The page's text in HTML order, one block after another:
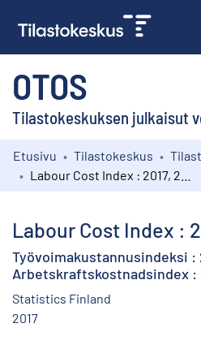
OTOS
Tilastokeskuksen julkaisut
Kokoelmat
Etusivu Tilastokeskus
Labour Cost Index :
Työvoimakustannusindeksi :
Arbetskraftskostnadsindex :
Statistics Finland
2017